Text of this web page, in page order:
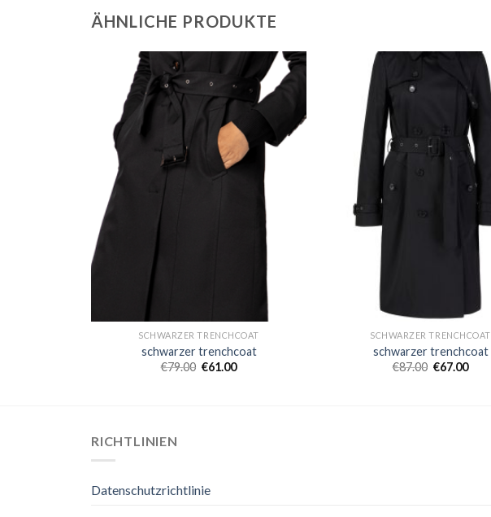
ÄHNLICHE PRODUKTE
SCHWARZER TRENCHCOAT
schwarzer trenchcoat
€79.00 €61.00
SCHWARZER TRENCHCOAT
schwarzer trenchcoat
€87.00 €67.00
RICHTLINIEN
Datenschutzrichtlinie